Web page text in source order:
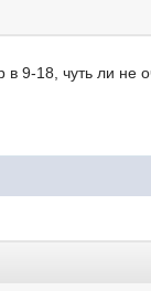
9-18, чуть ли не